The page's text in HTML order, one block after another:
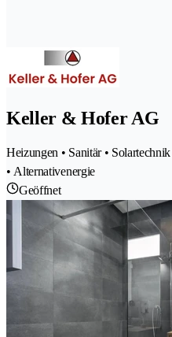
Keller & Hofer AG
Heizungen • Sanitär •
• Alternativenergie
Geöffnet